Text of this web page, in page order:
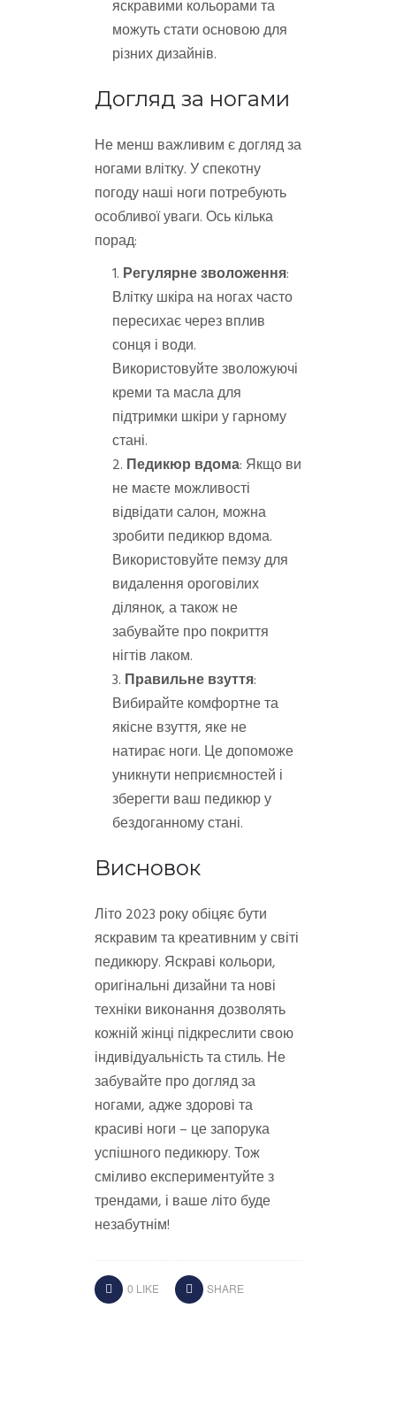
яскравими кольорами та
можуть стати основою для
різних дизайнів.
Догляд за ногами
Не менш важливим є догляд за
ногами влітку. У спекотну
погоду наші ноги потребують
особливої уваги. Ось кілька
порад:
Регулярне зволоження:
Влітку шкіра на ногах часто
пересихає через вплив
сонця і води.
Використовуйте зволожуючі
креми та масла для
підтримки шкіри у гарному
стані.
Педикюр вдома: Якщо ви
не маєте можливості
відвідати салон, можна
зробити педикюр вдома.
Використовуйте пемзу для
видалення ороговілих
ділянок, а також не
забувайте про покриття
нігтів лаком.
Правильне взуття:
Вибирайте комфортне та
якісне взуття, яке не
натирає ноги. Це допоможе
уникнути неприємностей і
зберегти ваш педикюр у
бездоганному стані.
Висновок
Літо 2023 року обіцяє бути
яскравим та креативним у світі
педикюру. Яскраві кольори,
оригінальні дизайни та нові
техніки виконання дозволять
кожній жінці підкреслити свою
індивідуальність та стиль. Не
забувайте про догляд за
ногами, адже здорові та
красиві ноги – це запорука
успішного педикюру. Тож
сміливо експериментуйте з
трендами, і ваше літо буде
незабутнім!
0 LIKE SHARE